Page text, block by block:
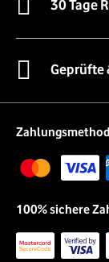
30 Tage
Geprüfte
100% sichere